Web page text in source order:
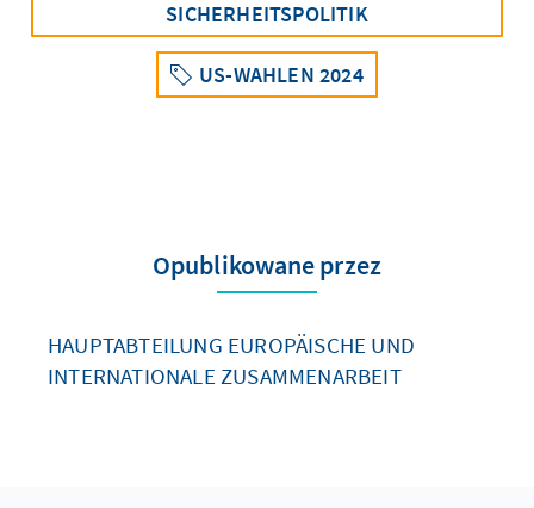
SICHERHEITSPOLITIK
US-WAHLEN 2024
Opublikowane przez
HAUPTABTEILUNG EUROPÄISCHE UND
INTERNATIONALE ZUSAMMENARBEIT